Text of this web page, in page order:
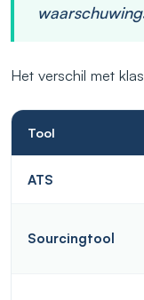
Het verschil met
Tool
ATS
Sourcingtool